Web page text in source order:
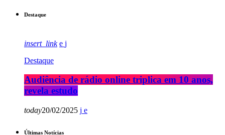
Destaque
insert_link
Destaque
Audiência de rádio online triplica em 10 anos,
revela estudo
today20/02/2025
Últimas Notícias